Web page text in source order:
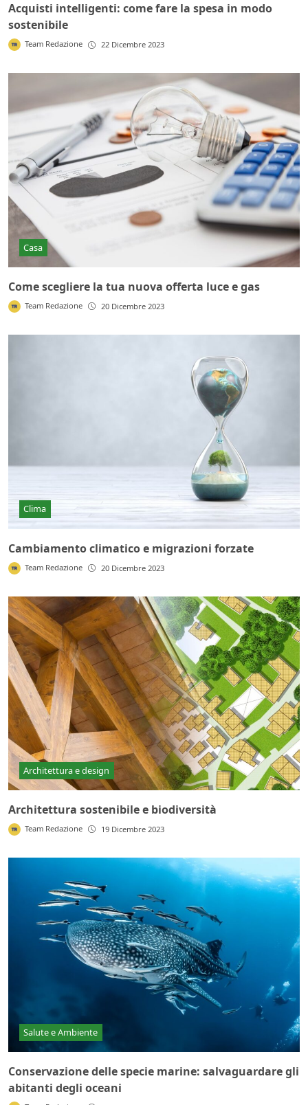
Acquisti intelligenti: come fare la spesa in modo
sostenibile
Team Redazione 22 Dicembre 2023
Casa
Come scegliere la tua nuova offerta luce e gas
Team Redazione 20 Dicembre 2023
Clima
Cambiamento climatico e migrazioni forzate
Team Redazione 20 Dicembre 2023
Architettura e design
Architettura sostenibile e biodiversità
Team Redazione 19 Dicembre 2023
Salute e Ambiente
Conservazione delle specie marine: salvaguardare gli
abitanti degli oceani